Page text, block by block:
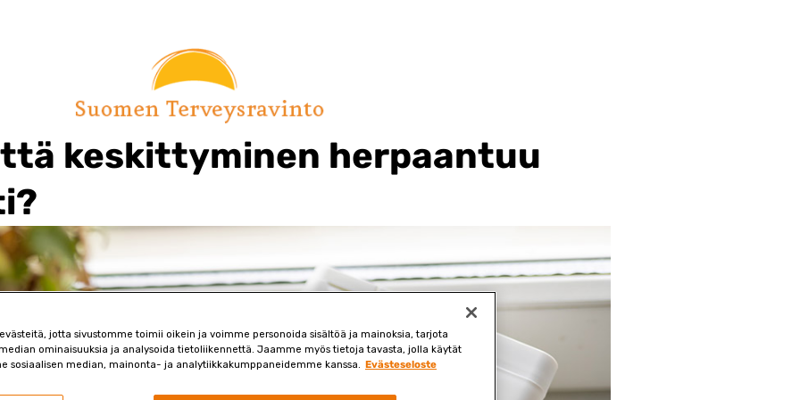
keskittyminen herpaantuu
jotta sivustomme toimii oikein ja voimme personoida sisältöä ja mainoksia, tarjota
ominaisuuksia ja analysoida tietoliikennettä. Jaamme myös tietoja tavasta, jolla käytät
sosiaalisen median, mainonta- ja analytiikkakumppaneidemme kanssa.
Evästeseloste